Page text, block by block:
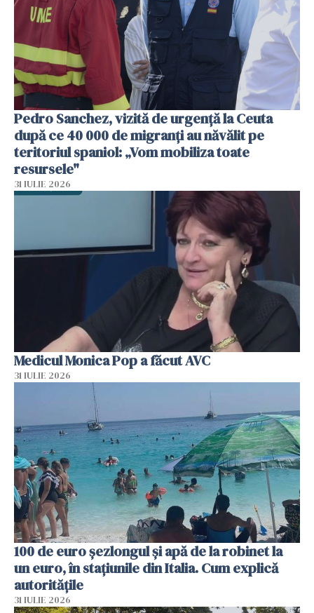
Pedro Sanchez, vizită de urgență la Ceuta
după ce 40 000 de migranți au năvălit pe
teritoriul spaniol: „Vom mobiliza toate
resursele"
31 IULIE 2026
Medicul Monica Pop a făcut AVC
31 IULIE 2026
100 de euro șezlongul și apă de la robinet la
un euro, în stațiunile din Italia. Cum explică
autoritățile
31 IULIE 2026